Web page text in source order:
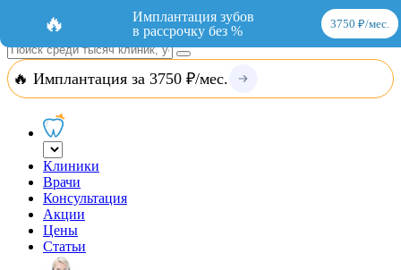
Добавить организациюВход
🔥 Имплантация за 3750 ₽/мес.
Клиники
Врачи
Консультация
Акции
Цены
Статьи
🔥
Имплантация зубов
в рассрочку без %
3750 ₽/мес.